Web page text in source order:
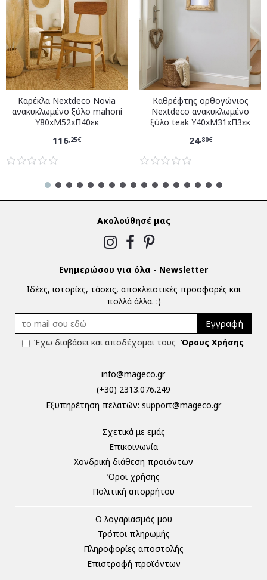
Καρέκλα Nextdeco Novia
ανακυκλωμένο ξύλο mahoni
Υ80xM52xΠ40εκ
116,25€
Καθρέφτης ορθογώνιος
Nextdeco ανακυκλωμένο
ξύλο teak Υ40xM31xΠ3εκ
24,80€
Ακολούθησέ μας
Ενημερώσου για όλα - Newsletter
Ιδέες, ιστορίες, τάσεις, αποκλειστικές προσφορές και
πολλά άλλα. :)
Εγγραφή
Έχω διαβάσει και αποδέχομαι τους Όρους Χρήσης
info@mageco.gr
(+30) 2313.076.249
Eξυπηρέτηση πελατών: support@mageco.gr
Σχετικά με εμάς
Επικοινωνία
Χονδρική διάθεση προϊόντων
Όροι χρήσης
Πολιτική απορρήτου
Ο λογαριασμός μου
Τρόποι πληρωμής
Πληροφορίες αποστολής
Επιστροφή προϊόντων